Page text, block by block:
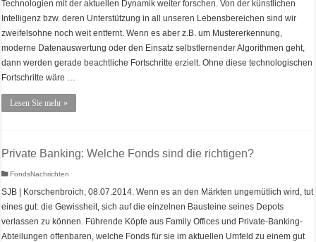
Technologien mit der aktuellen Dynamik weiter forschen. Von der künstlichen
Intelligenz bzw. deren Unterstützung in all unseren Lebensbereichen sind wir
zweifelsohne noch weit entfernt. Wenn es aber z.B. um Mustererkennung,
moderne Datenauswertung oder den Einsatz selbstlernender Algorithmen geht,
dann werden gerade beachtliche Fortschritte erzielt. Ohne diese technologischen
Fortschritte wäre …
Lesen Sie mehr »
Private Banking: Welche Fonds sind die richtigen?
FondsNachrichten
SJB | Korschenbroich, 08.07.2014. Wenn es an den Märkten ungemütlich wird, tut
eines gut: die Gewissheit, sich auf die einzelnen Bausteine seines Depots
verlassen zu können. Führende Köpfe aus Family Offices und Private-Banking-
Abteilungen offenbaren, welche Fonds für sie im aktuellen Umfeld zu einem gut